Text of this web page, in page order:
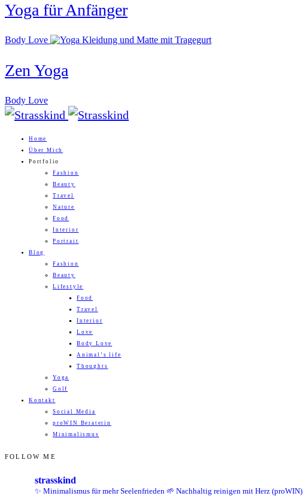
Yoga für Anfänger
Body Love
Zen Yoga
Body Love
Home
Über Mich
Portfolio
Fashion
Beauty
Travel
Nature
Food
Interior
Portrait
Blog
Fashion
Beauty
Lifestyle
Food
Travel
Interior
Love
Body Love
Animal’s life
Thoughts
Yoga
Golf
Kontakt
Social Media
proWIN Beraterin
Minimalismus
FOLLOW ME
strasskind
✨ Minimalismus für mehr Seelenfrieden 🌱 Nachhaltig reinigen mit Herz (proWIN)